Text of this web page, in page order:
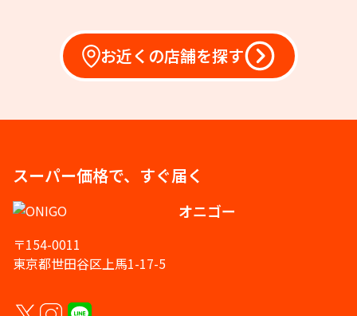
お近くの店舗を探す
スーパー価格で、すぐ届く
オニゴー
〒154-0011
東京都世田谷区上馬1-17-5